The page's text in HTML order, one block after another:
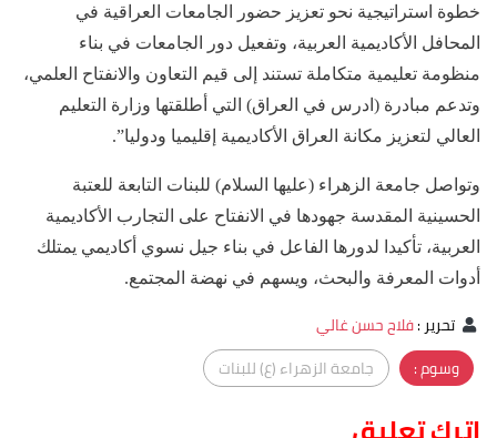
خطوة استراتيجية نحو تعزيز حضور الجامعات العراقية في
المحافل الأكاديمية العربية، وتفعيل دور الجامعات في بناء
منظومة تعليمية متكاملة تستند إلى قيم التعاون والانفتاح العلمي،
وتدعم مبادرة (ادرس في العراق) التي أطلقتها وزارة التعليم
العالي لتعزيز مكانة العراق الأكاديمية إقليميا ودوليا”.
وتواصل جامعة الزهراء (عليها السلام) للبنات التابعة للعتبة
الحسينية المقدسة جهودها في الانفتاح على التجارب الأكاديمية
العربية، تأكيدا لدورها الفاعل في بناء جيل نسوي أكاديمي يمتلك
أدوات المعرفة والبحث، ويسهم في نهضة المجتمع.
تحرير:فلاح حسن غالي
وسوم :
جامعة الزهراء (ع) للبنات